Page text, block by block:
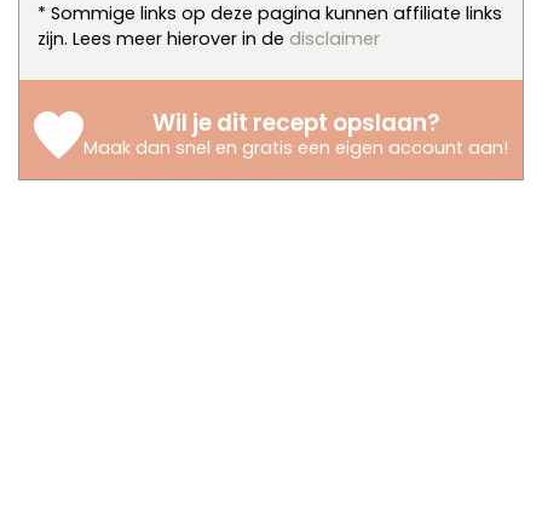
* Sommige links op deze pagina kunnen affiliate links
zijn. Lees meer hierover in de
disclaimer
Wil je dit recept opslaan?
Maak dan snel en gratis een eigen account aan!